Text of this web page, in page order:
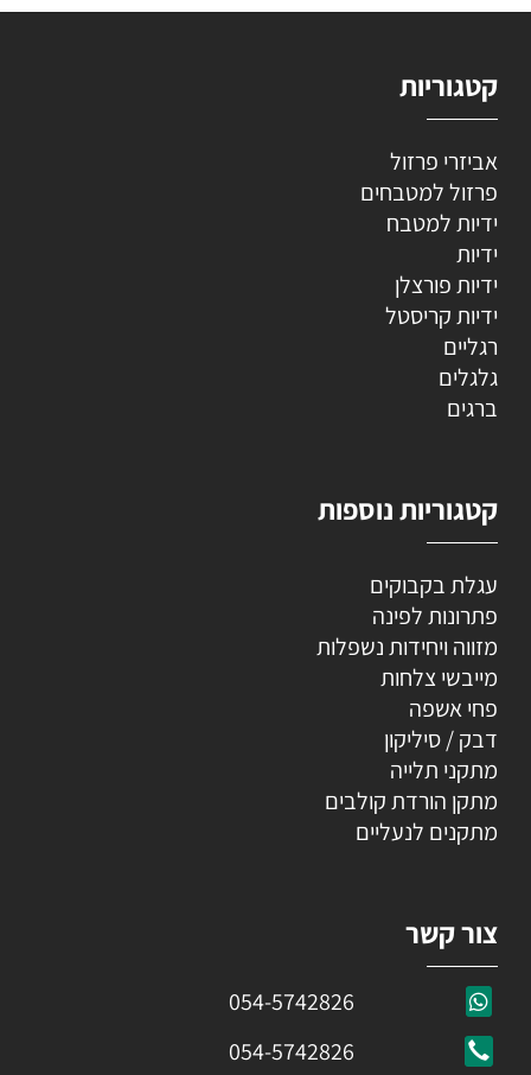
קטגוריות
אביזרי פרזול
פרזול למטבחים
ידיות למטבח
ידיות
ידיות פורצלן
ידיות קריסטל
רגליים
גלגלים
ברגים
קטגוריות נוספות
עגלת בקבוקים
פתרונות לפינה
מזווה ויחידות נשפלות
מייבשי צלחות
פחי אשפה
דבק / סיליקון
מתקני תלייה
מתקן הורדת קולבים
מתקנים לנעליים
צור קשר
054-5742826
054-5742826